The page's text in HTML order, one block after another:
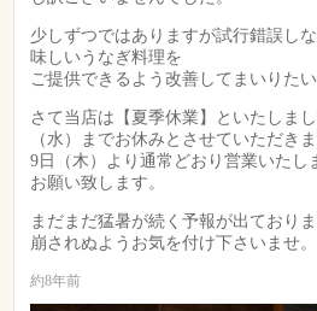
少しずつではありますが試行錯誤し
味しいうなぎ料理を
ご提供できるよう改善してまいりたい
さて当店は【夏季休業】といたしま
（水）までお休みとさせていただきま
9日（木）より通常どおり営業いたし
お願い致します。
まだまだ猛暑が続く予報が出ており
崩されぬようお気を付け下さいませ。
約8年前